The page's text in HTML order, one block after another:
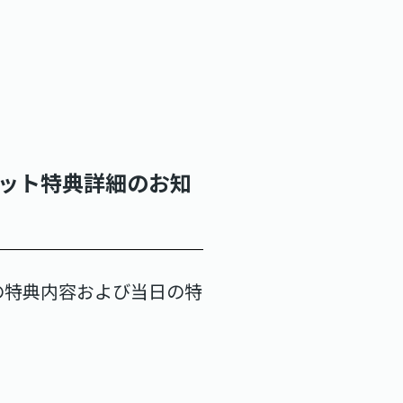
ト特典詳細のお知
典内容および当日の特